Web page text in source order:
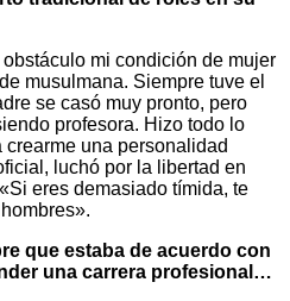
mi condición de mujer
musulmana. Siempre tuve el
se casó muy pronto, pero
profesora. Hizo todo lo
una personalidad
luchó por la libertad en
eres demasiado tímida, te
que estaba de acuerdo con
una carrera profesional…